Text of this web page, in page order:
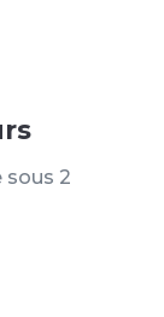
sous 2